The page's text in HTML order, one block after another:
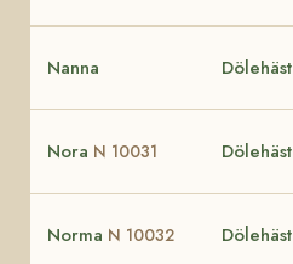
Nanna Dölehäst
Nora N 10031 Dölehäst
Norma N 10032 Dölehäst